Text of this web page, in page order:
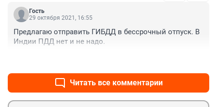
Гость
29 октября 2021, 16:55
Предлагаю отправить ГИБДД в бессрочный отпуск. В
Индии ПДД нет и не надо.
Читать все комментарии